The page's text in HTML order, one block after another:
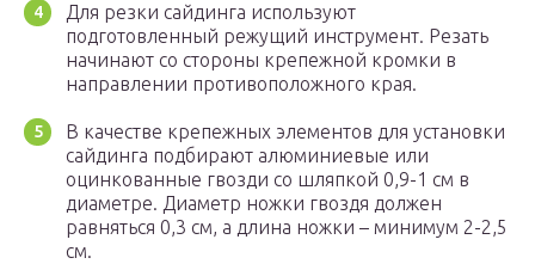
Для резки сайдинга используют
подготовленный режущий инструмент. Резать
начинают со стороны крепежной кромки в
направлении противоположного края.
В качестве крепежных элементов для установки
сайдинга подбирают алюминиевые или
оцинкованные гвозди со шляпкой 0,9-1 см в
диаметре. Диаметр ножки гвоздя должен
равняться 0,3 см, а длина ножки – минимум 2-2,5
см.